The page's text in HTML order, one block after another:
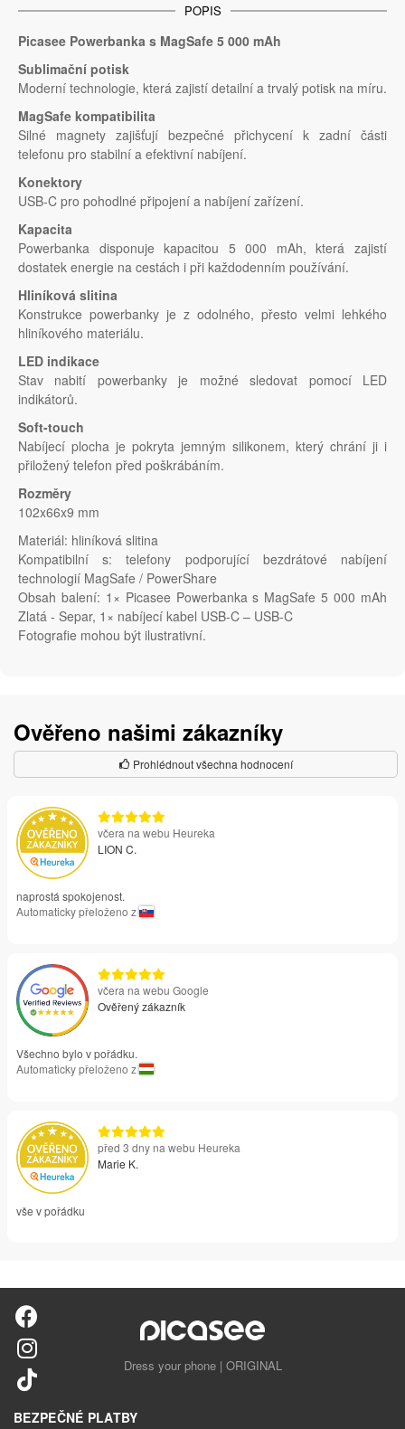
POPIS
Picasee Powerbanka s MagSafe 5 000 mAh
Sublimační potisk
Moderní technologie, která zajistí detailní a trvalý potisk na míru.
MagSafe kompatibilita
Silné magnety zajišťují bezpečné přichycení k zadní části
telefonu pro stabilní a efektivní nabíjení.
Konektory
USB-C pro pohodlné připojení a nabíjení zařízení.
Kapacita
Powerbanka disponuje kapacitou 5 000 mAh, která zajistí
dostatek energie na cestách i při každodenním používání.
Hliníková slitina
Konstrukce powerbanky je z odolného, přesto velmi lehkého
hliníkového materiálu.
LED indikace
Stav nabití powerbanky je možné sledovat pomocí LED
indikátorů.
Soft-touch
Nabíjecí plocha je pokryta jemným silikonem, který chrání ji i
přiložený telefon před poškrábáním.
Rozměry
102x66x9 mm
Materiál: hliníková slitina
Kompatibilní s: telefony podporující bezdrátové nabíjení
technologií MagSafe / PowerShare
Obsah balení: 1× Picasee Powerbanka s MagSafe 5 000 mAh
Zlatá - Separ, 1× nabíjecí kabel USB-C – USB-C
Fotografie mohou být ilustrativní.
Ověřeno našimi zákazníky
Prohlédnout všechna hodnocení
včera na webu Heureka
LION C.
naprostá spokojenost.
Automaticky přeloženo z
včera na webu Google
Ověřený zákazník
Všechno bylo v pořádku.
Automaticky přeloženo z
před 3 dny na webu Heureka
Marie K.
vše v pořádku
Dress your phone | ORIGINAL
BEZPEČNÉ PLATBY